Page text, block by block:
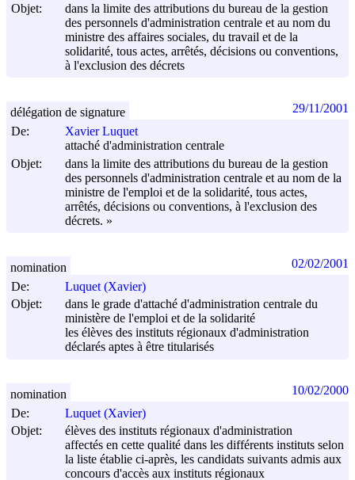
Objet:
dans la limite des attributions du bureau de la gestion
des personnels d'administration centrale et au nom du
ministre des affaires sociales, du travail et de la
solidarité, tous actes, arrêtés, décisions ou conventions,
à l'exclusion des décrets
De:
Xavier Luquet
attaché d'administration centrale
Objet:
dans la limite des attributions du bureau de la gestion
des personnels d'administration centrale et au nom de la
ministre de l'emploi et de la solidarité, tous actes,
arrêtés, décisions ou conventions, à l'exclusion des
décrets. »
délégation de signature 29/11/2001
De:
Luquet (Xavier)
Objet:
dans le grade d'attaché d'administration centrale du
ministère de l'emploi et de la solidarité
les élèves des instituts régionaux d'administration
déclarés aptes à être titularisés
nomination 02/02/2001
De:
Luquet (Xavier)
Objet:
élèves des instituts régionaux d'administration
affectés en cette qualité dans les différents instituts selon
la liste établie ci-après, les candidats suivants admis aux
concours d'accès aux instituts régionaux
nomination 10/02/2000